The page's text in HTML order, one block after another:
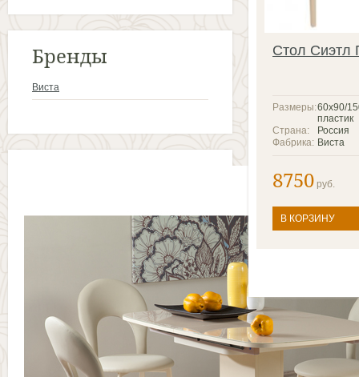
Бренды
Виста
Стол Сиэтл
60x90/
пластик
Размеры:
Россия
Страна:
Виста
Фабрика:
8750 руб.
В КОРЗИНУ